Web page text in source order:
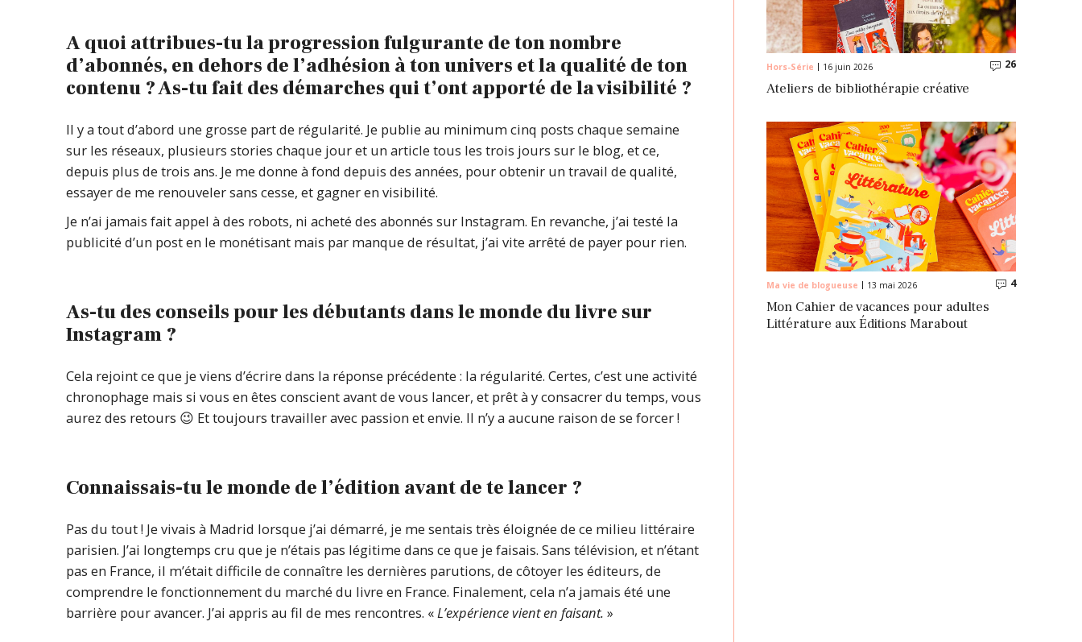
A quoi attribues-tu la progression fulgurante de ton nombre
d’abonnés, en dehors de l’adhésion à ton univers et la qualité de ton
contenu ? As-tu fait des démarches qui t’ont apporté de la visibilité ?
Il y a tout d’abord une grosse part de régularité. Je publie au minimum cinq posts chaque semaine
sur les réseaux, plusieurs stories chaque jour et un article tous les trois jours sur le blog, et ce,
depuis plus de trois ans. Je me donne à fond depuis des années, pour obtenir un travail de qualité,
essayer de me renouveler sans cesse, et gagner en visibilité.
Je n’ai jamais fait appel à des robots, ni acheté des abonnés sur Instagram. En revanche, j’ai testé la
publicité d’un post en le monétisant mais par manque de résultat, j’ai vite arrêté de payer pour rien.
As-tu des conseils pour les débutants dans le monde du livre sur
Instagram ?
Cela rejoint ce que je viens d’écrire dans la réponse précédente : la régularité. Certes, c’est une activité
chronophage mais si vous en êtes conscient avant de vous lancer, et prêt à y consacrer du temps, vous
aurez des retours 😉 Et toujours travailler avec passion et envie. Il n’y a aucune raison de se forcer !
Connaissais-tu le monde de l’édition avant de te lancer ?
Pas du tout ! Je vivais à Madrid lorsque j’ai démarré, je me sentais très éloignée de ce milieu littéraire
parisien. J’ai longtemps cru que je n’étais pas légitime dans ce que je faisais. Sans télévision, et n’étant
pas en France, il m’était difficile de connaître les dernières parutions, de côtoyer les éditeurs, de
comprendre le fonctionnement du marché du livre en France. Finalement, cela n’a jamais été une
barrière pour avancer. J’ai appris au fil de mes rencontres. «L’expérience vient en faisant. »
Hors-Série 16 juin 2026 26
Ateliers de bibliothérapie créative
Ma vie de blogueuse 13 mai 2026 4
Mon Cahier de vacances pour adultes
Littérature aux Éditions Marabout